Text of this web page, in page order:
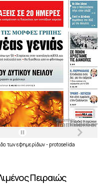
τωνεφημερίδων- protoselida
Πειραιώς